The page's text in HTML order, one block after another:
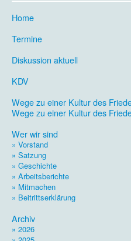
Home
Termine
Diskussion aktuell
KDV
Wege zu einer Kultur des
Wege zu einer Kultur des
Wer wir sind
» Vorstand
» Satzung
» Geschichte
» Arbeitsberichte
» Mitmachen
» Beitrittserklärung
Archiv
» 2026